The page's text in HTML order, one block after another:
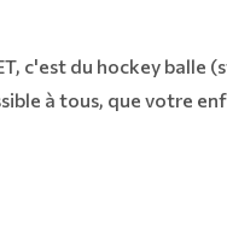
c'est du hockey
à tous, que votre